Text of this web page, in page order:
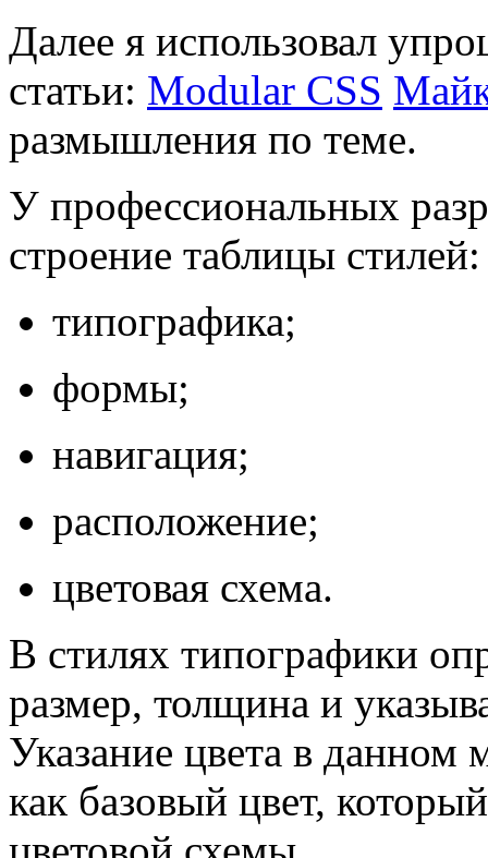
Далее я использовал
статьи: Modular CSS
размышления по теме.
У профессиональных
строение таблицы стилей:
типографика;
формы;
навигация;
расположение;
цветовая схема.
В стилях типографики
размер, толщина и
Указание цвета в данном
как базовый цвет,